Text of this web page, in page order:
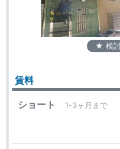
★ 検
賃料
ショート 1-3ヶ月まで